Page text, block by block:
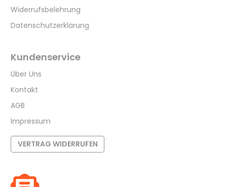
Widerrufsbelehrung
Datenschutzerklärung
Kundenservice
Über Uns
Kontakt
AGB
Impressum
VERTRAG WIDERRUFEN